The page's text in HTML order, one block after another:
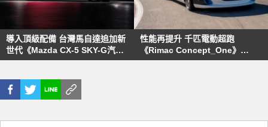
導入頂級配備 台灣馬自達追加新
世代《Mazda CX-5 SKY-G汽油
旗艦型》120萬展開接單
性能再提升 千匹電動超跑
《Rimac Concept_One》
0~200km/h加速6秒台